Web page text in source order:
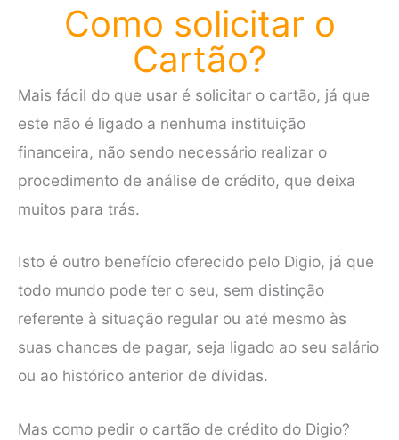
Como solicitar o
Cartão?
Mais fácil do que usar é solicitar o cartão, já que
este não é ligado a nenhuma instituição
financeira, não sendo necessário realizar o
procedimento de análise de crédito, que deixa
muitos para trás.
Isto é outro benefício oferecido pelo Digio, já que
todo mundo pode ter o seu, sem distinção
referente à situação regular ou até mesmo às
suas chances de pagar, seja ligado ao seu salário
ou ao histórico anterior de dívidas.
Mas como pedir o cartão de crédito do Digio?